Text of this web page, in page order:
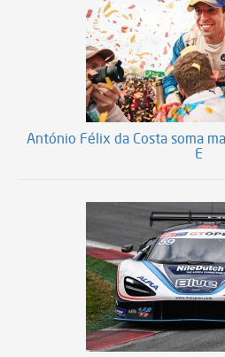
António Félix da Costa soma
E